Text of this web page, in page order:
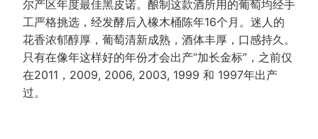
尔产区年度最佳黑皮诺。酿制这款酒所用的葡萄均经手
工严格挑选，经发酵后入橡木桶陈年16个月。迷人的
花香浓郁醇厚，葡萄清新成熟，酒体丰厚，口感持久。
只有在像年这样好的年份才会出产“加长金标”，之前仅
在2011，2009, 2006, 2003, 1999 和 1997年出产
过。